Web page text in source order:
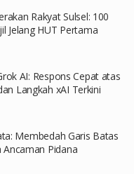
Rakyat Sulsel: 100
Jelang HUT Pertama
AI: Respons Cepat atas
Langkah xAI Terkini
Membedah Garis Batas
Pidana